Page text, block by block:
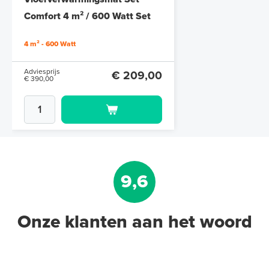
6 en 10 mm dikte
€ 212,50
Comfort 4 m² / 600 Watt Set
Wit
4 m² - 600 Watt
Adviesprijs
€ 390,00
€ 209,00
9,6
Onze klanten aan het woord